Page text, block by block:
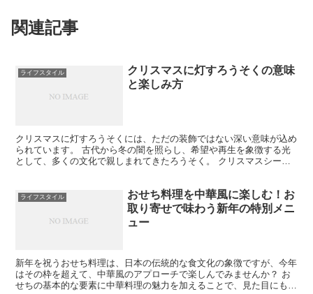
関連記事
ライフスタイル
クリスマスに灯すろうそくの意味
と楽しみ方
クリスマスに灯すろうそくには、ただの装飾ではない深い意味が込め
られています。 古代から冬の闇を照らし、希望や再生を象徴する光
として、多くの文化で親しまれてきたろうそく。 クリスマスシーズ
ライフスタイル
おせち料理を中華風に楽しむ！お
取り寄せで味わう新年の特別メニ
ュー
新年を祝うおせち料理は、日本の伝統的な食文化の象徴ですが、今年
はその枠を超えて、中華風のアプローチで楽しんでみませんか？ お
せちの基本的な要素に中華料理の魅力を加えることで、見た目にも華